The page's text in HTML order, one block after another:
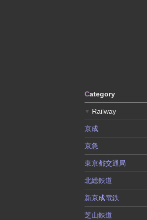
Category
▼ Railway
京成
京急
東京都交通局
北総鉄道
新京成電鉄
芝山鉄道